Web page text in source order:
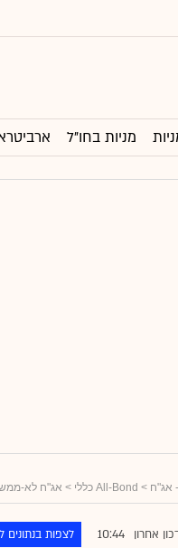
מניות בחו"ל
אג"ח > All-Bond כללי > אג"ח לא-
אחרון 10:44 לצפות